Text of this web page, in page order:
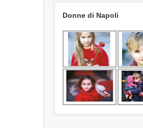
Donne di Napoli